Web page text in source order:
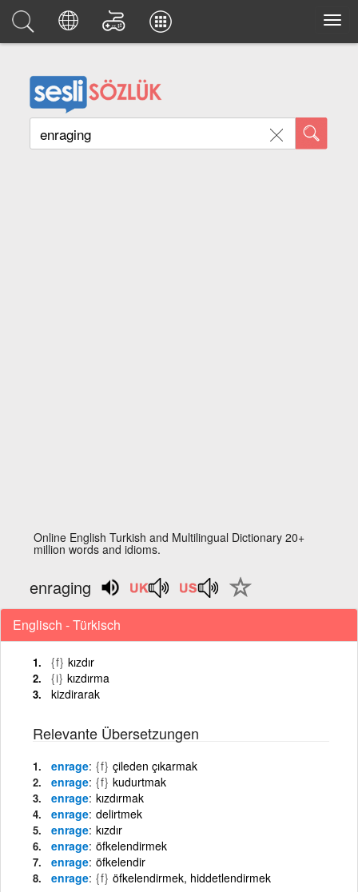
Online English Turkish and Multilingual Dictionary 20+
million words and idioms.
enraging
Englisch - Türkisch
{f} kızdır
{i} kızdırma
kizdirarak
Relevante Übersetzungen
enrage {f} çileden çıkarmak
enrage {f} kudurtmak
enrage kızdırmak
enrage delirtmek
enrage kızdır
enrage öfkelendirmek
enrage öfkelendir
enrage {f} öfkelendirmek, hiddetlendirmek